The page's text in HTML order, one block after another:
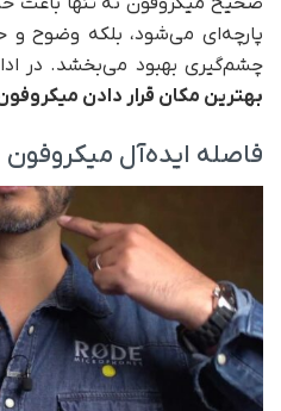
پارچه‌ای می‌شود، بلکه وضوح و
چشم‌گیری بهبود می‌بخشد. در
بهترین مکان قرار دادن
فاصله ایده‌آل میکروفون